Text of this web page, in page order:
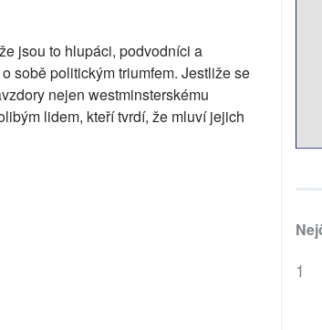
jsou to hlupáci, podvodníci a
sobě politickým triumfem. Jestliže se
nejen westminsterskému
lidem, kteří tvrdí, že mluví jejich